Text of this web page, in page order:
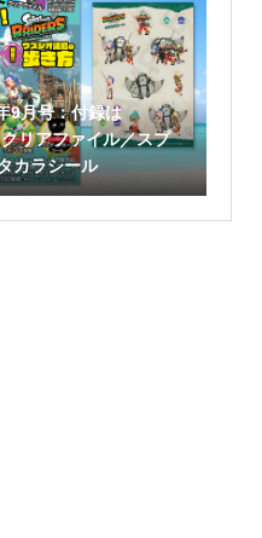
9月号：付録は
リアファイル／スプ
カラシール